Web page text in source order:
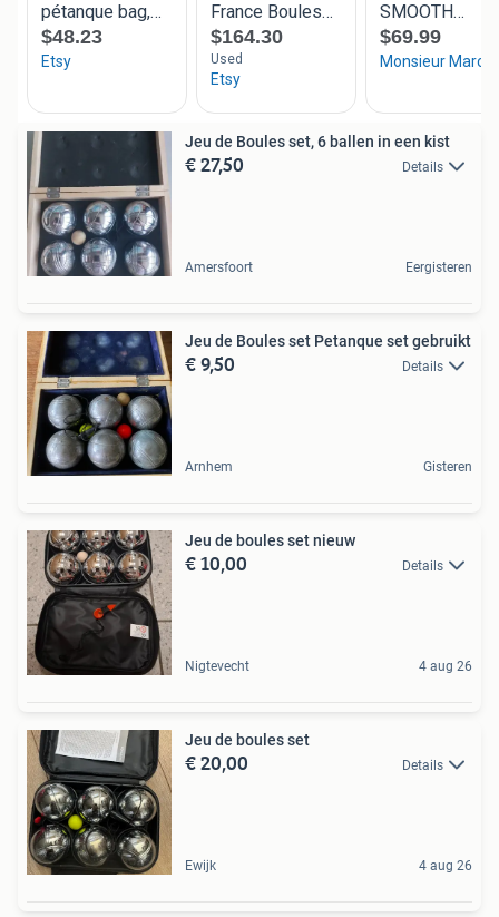
Jeu de Boules set, 6 ballen in een kist
€ 27,50 Details
Amersfoort Eergisteren
Jeu de Boules set Petanque set gebruikt
€ 9,50 Details
Arnhem Gisteren
Jeu de boules set nieuw
€ 10,00 Details
Nigtevecht 4 aug 26
Jeu de boules set
€ 20,00 Details
Ewijk 4 aug 26